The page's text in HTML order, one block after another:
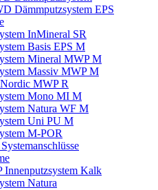
Dämmputzsystem EPS
InMineral SR
Basis EPS M
Mineral MWP M
Massiv MWP M
MWP R
Mono MI M
Natura WF M
Uni PU M
M-POR
Innenputzsystem Kalk
Natura